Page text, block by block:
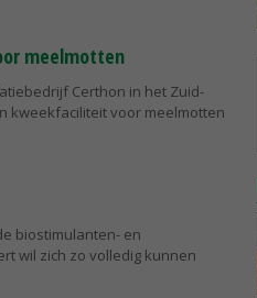
meelmotten
Certhon in het Zuid-
kweekfaciliteit voor meelmotten
biostimulanten- en
wil zich zo volledig kunnen